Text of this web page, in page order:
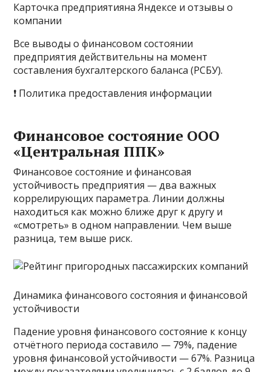
Карточка предприятияна Яндексе и отзывы о
компании
Все выводы о финансовом состоянии
предприятия действительны на момент
составления бухгалтерского баланса (РСБУ).
❗ Политика предоставления информации
Финансовое состояние ООО
«Центральная ППК»
Финансовое состояние и финансовая
устойчивость предприятия — два важных
коррелирующих параметра. Линии должны
находиться как можно ближе друг к другу и
«смотреть» в одном направлении. Чем выше
разница, тем выше риск.
Динамика финансового состояния и финансовой
устойчивости
Падение уровня финансового состояние к концу
отчётного периода составило — 79%, падение
уровня финансовой устойчивости — 67%. Разница